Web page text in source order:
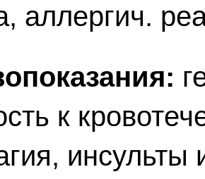
аллергич.
к
инсульты